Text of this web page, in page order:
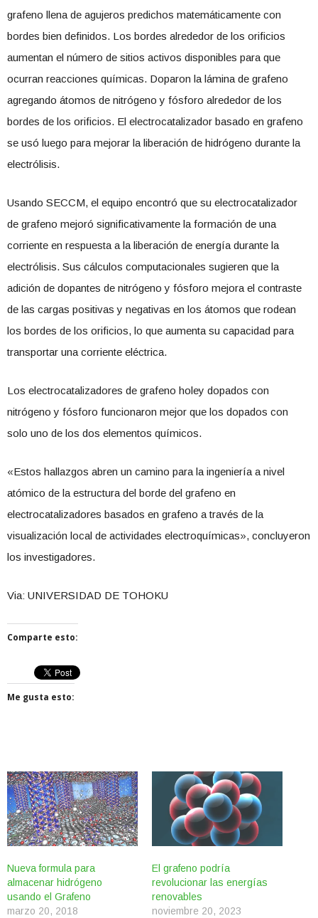
grafeno llena de agujeros predichos matemáticamente con
bordes bien definidos. Los bordes alrededor de los orificios
aumentan el número de sitios activos disponibles para que
ocurran reacciones químicas. Doparon la lámina de grafeno
agregando átomos de nitrógeno y fósforo alrededor de los
bordes de los orificios. El electrocatalizador basado en grafeno
se usó luego para mejorar la liberación de hidrógeno durante la
electrólisis.
Usando SECCM, el equipo encontró que su electrocatalizador
de grafeno mejoró significativamente la formación de una
corriente en respuesta a la liberación de energía durante la
electrólisis. Sus cálculos computacionales sugieren que la
adición de dopantes de nitrógeno y fósforo mejora el contraste
de las cargas positivas y negativas en los átomos que rodean
los bordes de los orificios, lo que aumenta su capacidad para
transportar una corriente eléctrica.
Los electrocatalizadores de grafeno holey dopados con
nitrógeno y fósforo funcionaron mejor que los dopados con
solo uno de los dos elementos químicos.
«Estos hallazgos abren un camino para la ingeniería a nivel
atómico de la estructura del borde del grafeno en
electrocatalizadores basados ​​en grafeno a través de la
visualización local de actividades electroquímicas», concluyeron
los investigadores.
Via: UNIVERSIDAD DE TOHOKU
Comparte esto:
Me gusta esto:
Nueva formula para
almacenar hidrógeno
usando el Grafeno
marzo 20, 2018
El grafeno podría
revolucionar las energías
renovables
noviembre 20, 2023